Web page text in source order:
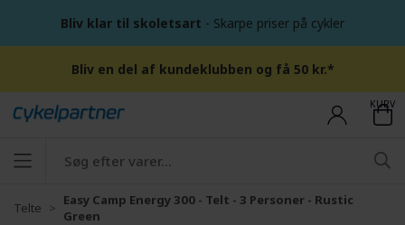
Bliv klar til skoletsart - Skarpe priser på cykler
Bliv en del af kundeklubben og få 50 kr.*
KURV
Telte
Easy Camp Energy 300 - Telt - 3 Personer - Rustic
Green